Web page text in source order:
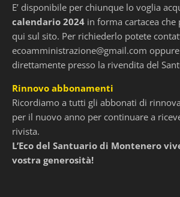
E’ disponibile per chiunque lo voglia
calendario 2024 in forma cartacea
qui sul sito. Per richiederlo potete
ecoamministrazione@gmail.com
direttamente presso la rivendita del
Rinnovo abbonamenti
Ricordiamo a tutti gli abbonati di
per il nuovo anno per continuare a
rivista.
L’Eco del Santuario di Montenero
vostra generosità!